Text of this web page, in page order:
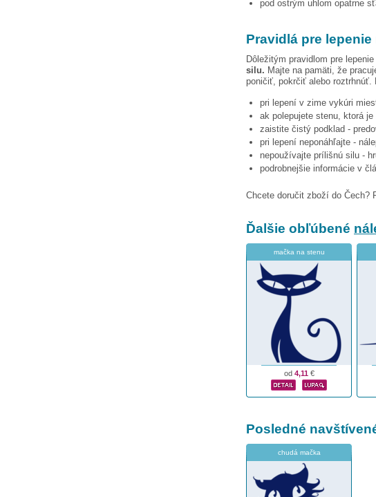
pod ostrým uhlom opatrne
Pravidlá pre lepenie
Dôležitým pravidlom pre
silu. Majte na pamäti, že
poničiť, pokrčiť alebo roztrhnúť.
pri lepení v zime vykúri
ak polepujete stenu, ktorá
zaistite čistý podklad -
pri lepení neponáhľajte -
nepoužívajte prílišnú silu -
podrobnejšie informácie v
Chcete doručit zboží do Čech?
Ďalšie obľúbené
mačka na stenu
od 4,11€
Posledné
chudá mačka